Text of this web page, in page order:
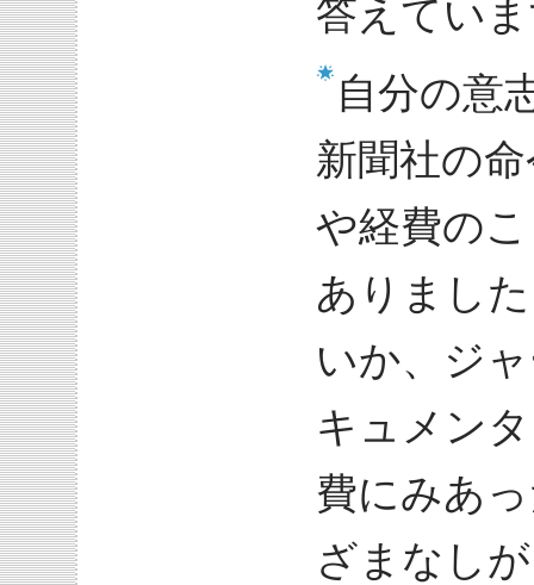
答えてい
自分の意
新聞社の
や経費の
ありまし
いか、ジ
キュメン
費にみあ
ざまなし